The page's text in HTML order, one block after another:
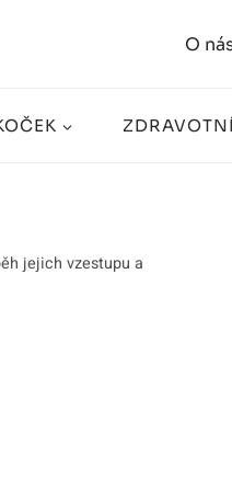
O
jejich vzestupu a